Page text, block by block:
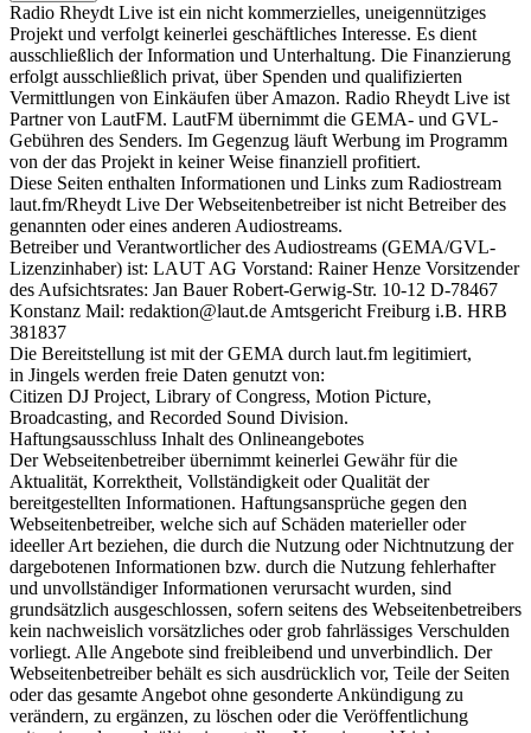
Radio Rheydt Live ist ein nicht kommerzielles, uneigennütziges
Projekt und verfolgt keinerlei geschäftliches Interesse. Es dient
ausschließlich der Information und Unterhaltung. Die Finanzierung
erfolgt ausschließlich privat, über Spenden und qualifizierten
Vermittlungen von Einkäufen über Amazon. Radio Rheydt Live ist
Partner von LautFM. LautFM übernimmt die GEMA- und GVL-
Gebühren des Senders. Im Gegenzug läuft Werbung im Programm
von der das Projekt in keiner Weise finanziell profitiert.
Diese Seiten enthalten Informationen und Links zum Radiostream
laut.fm/Rheydt Live Der Webseitenbetreiber ist nicht Betreiber des
genannten oder eines anderen Audiostreams.
Betreiber und Verantwortlicher des Audiostreams (GEMA/GVL-
Lizenzinhaber) ist: LAUT AG Vorstand: Rainer Henze Vorsitzender
des Aufsichtsrates: Jan Bauer Robert-Gerwig-Str. 10-12 D-78467
Konstanz Mail: redaktion@laut.de Amtsgericht Freiburg i.B. HRB
381837
Die Bereitstellung ist mit der GEMA durch laut.fm legitimiert,
in Jingels werden freie Daten genutzt von:
Citizen DJ Project, Library of Congress, Motion Picture,
Broadcasting, and Recorded Sound Division.
Haftungsausschluss Inhalt des Onlineangebotes
Der Webseitenbetreiber übernimmt keinerlei Gewähr für die
Aktualität, Korrektheit, Vollständigkeit oder Qualität der
bereitgestellten Informationen. Haftungsansprüche gegen den
Webseitenbetreiber, welche sich auf Schäden materieller oder
ideeller Art beziehen, die durch die Nutzung oder Nichtnutzung der
dargebotenen Informationen bzw. durch die Nutzung fehlerhafter
und unvollständiger Informationen verursacht wurden, sind
grundsätzlich ausgeschlossen, sofern seitens des Webseitenbetreibers
kein nachweislich vorsätzliches oder grob fahrlässiges Verschulden
vorliegt. Alle Angebote sind freibleibend und unverbindlich. Der
Webseitenbetreiber behält es sich ausdrücklich vor, Teile der Seiten
oder das gesamte Angebot ohne gesonderte Ankündigung zu
verändern, zu ergänzen, zu löschen oder die Veröffentlichung